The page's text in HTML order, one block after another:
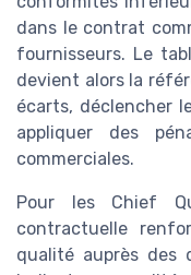
dans le contrat
fournisseurs. Le
devient alors la
écarts, déclencher
appliquer des
commerciales.
Pour les Chief
contractuelle
qualité auprès des